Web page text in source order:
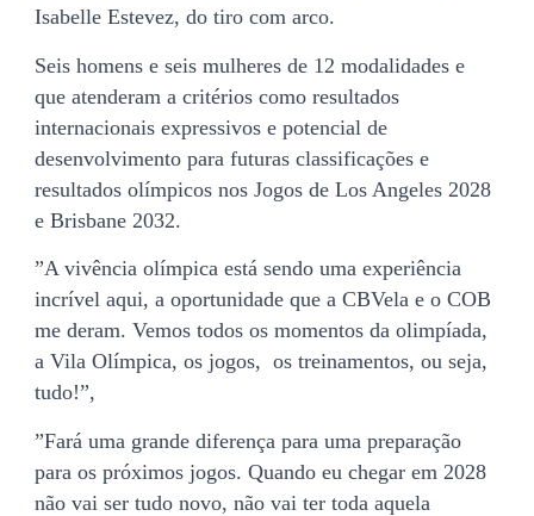
Isabelle Estevez, do tiro com arco.
Seis homens e seis mulheres de 12 modalidades e
que atenderam a critérios como resultados
internacionais expressivos e potencial de
desenvolvimento para futuras classificações e
resultados olímpicos nos Jogos de Los Angeles 2028
e Brisbane 2032.
”A vivência olímpica está sendo uma experiência
incrível aqui, a oportunidade que a CBVela e o COB
me deram. Vemos todos os momentos da olimpíada,
a Vila Olímpica, os jogos, os treinamentos, ou seja,
tudo!”,
”Fará uma grande diferença para uma preparação
para os próximos jogos. Quando eu chegar em 2028
não vai ser tudo novo, não vai ter toda aquela